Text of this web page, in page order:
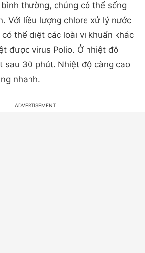
thường, chúng có thể sống
Với liều lượng chlore xử lý nước
thể diệt các loài vi khuẩn khác
được virus Polio. Ở nhiệt độ
sau 30 phút. Nhiệt độ càng cao
nhanh.